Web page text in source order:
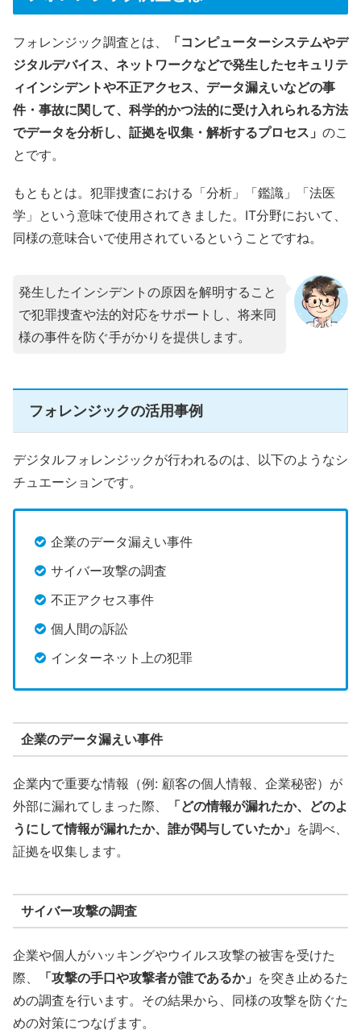
フォレンジック調査とは、
「コンピューターシステムやデ
ジタルデバイス、ネットワークなどで発生したセキュリテ
ィインシデントや不正アクセス、データ漏えいなどの事
件・事故に関して、科学的かつ法的に受け入れられる方法
でデータを分析し、証拠を収集・解析するプロセス」 のこ
とです。
もともとは。犯罪捜査における「分析」「鑑識」「法医
学」という意味で使用されてきました。IT分野において、
同様の意味合いで使用されているということですね。
発生したインシデントの原因を解明すること
で犯罪捜査や法的対応をサポートし、将来同
様の事件を防ぐ手がかりを提供します。
フォレンジックの活用事例
デジタルフォレンジックが行われるのは、以下のようなシ
チュエーションです。
企業のデータ漏えい事件
サイバー攻撃の調査
不正アクセス事件
個人間の訴訟
インターネット上の犯罪
企業のデータ漏えい事件
企業内で重要な情報（例: 顧客の個人情報、企業秘密）が
外部に漏れてしまった際、
「どの情報が漏れたか、どのよ
うにして情報が漏れたか、誰が関与していたか」 を調べ、
証拠を収集します。
サイバー攻撃の調査
企業や個人がハッキングやウイルス攻撃の被害を受けた
際、
「攻撃の手口や攻撃者が誰であるか」 を突き止めるた
めの調査を行います。その結果から、同様の攻撃を防ぐた
めの対策につなげます。